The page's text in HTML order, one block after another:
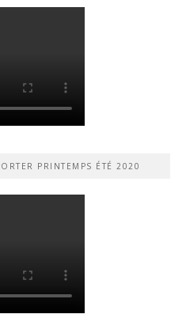
PRINTEMPS ÉTÉ 2020